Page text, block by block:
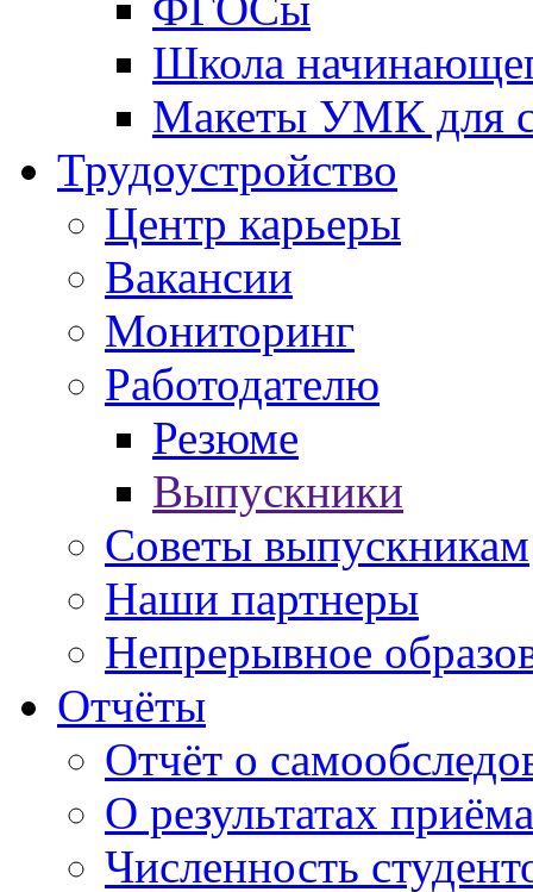
Школа
Макеты УМК для
Трудоустройство
Центр карьеры
Вакансии
Мониторинг
Работодателю
Резюме
Выпускники
Советы выпускникам
Наши партнеры
Непрерывное
Отчёты
Отчёт о
О результатах приёма
Численность